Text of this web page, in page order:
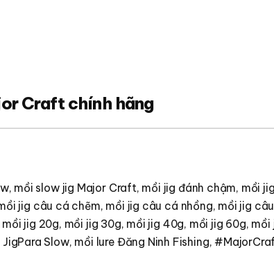
Craft chính hãng
mồi slow jig Major Craft, mồi jig đánh chậm, mồi
jig câu cá chẽm, mồi jig câu cá nhồng, mồi jig
jig 20g, mồi jig 30g, mồi jig 40g, mồi jig 60g,
Slow, mồi lure Đăng Ninh Fishing,